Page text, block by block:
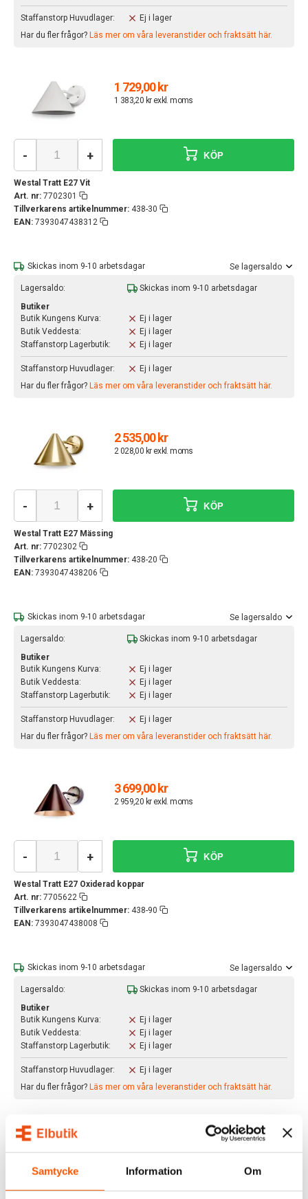
Samtycke Information Om
Staffanstorp Huvudlager:
Ej i lager
Har du fler frågor? Läs mer om våra leveranstider och fraktsätt här.
1 729,00 kr
1 383,20 kr exkl. moms
Westal Tratt E27 Vit
Art. nr: 7702301
Tillverkarens artikelnummer: 438-30
EAN: 7393047438312
- + KÖP
Skickas inom 9-10 arbetsdagar Se lagersaldo
Lagersaldo:
Skickas inom 9-10 arbetsdagar
Butiker
Butik Kungens Kurva:
Ej i lager
Butik Veddesta:
Ej i lager
Staffanstorp Lagerbutik:
Ej i lager
Staffanstorp Huvudlager:
Ej i lager
Har du fler frågor? Läs mer om våra leveranstider och fraktsätt här.
2 535,00 kr
2 028,00 kr exkl. moms
Westal Tratt E27 Mässing
Art. nr: 7702302
Tillverkarens artikelnummer: 438-20
EAN: 7393047438206
- + KÖP
Skickas inom 9-10 arbetsdagar Se lagersaldo
Lagersaldo:
Skickas inom 9-10 arbetsdagar
Butiker
Butik Kungens Kurva:
Ej i lager
Butik Veddesta:
Ej i lager
Staffanstorp Lagerbutik:
Ej i lager
Staffanstorp Huvudlager:
Ej i lager
Har du fler frågor? Läs mer om våra leveranstider och fraktsätt här.
3 699,00 kr
2 959,20 kr exkl. moms
Westal Tratt E27 Oxiderad koppar
Art. nr: 7705622
Tillverkarens artikelnummer: 438-90
EAN: 7393047438008
- + KÖP
Skickas inom 9-10 arbetsdagar Se lagersaldo
Lagersaldo:
Skickas inom 9-10 arbetsdagar
Butiker
Butik Kungens Kurva:
Ej i lager
Butik Veddesta:
Ej i lager
Staffanstorp Lagerbutik:
Ej i lager
Staffanstorp Huvudlager:
Ej i lager
Har du fler frågor? Läs mer om våra leveranstider och fraktsätt här.
BESKRIVNING
Westal Tratt Väggarmaturär en nedåtriktad väggarmatur
med rundstrålande ljusbild. Finns i i fyra utförande - Vit,
mässing, oxiderad koppar och råkoppar. Armaturen är för